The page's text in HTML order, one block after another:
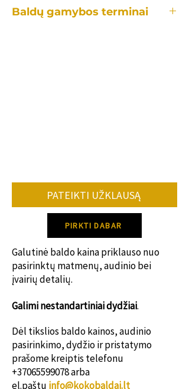
Baldų gamybos terminai
12 savaičių.
Dėl konkretaus gamybos termino
PATEIKTI UŽKLAUSĄ
PIRKTI DABAR
Galutinė baldo kaina priklauso nuo
pasirinktų matmenų, audinio bei
įvairių detalių.
Galimi nestandartiniai dydžiai.
Dėl tikslios baldo kainos, audinio
pasirinkimo, dydžio ir pristatymo
prašome kreiptis telefonu
+37065599078arba
el.paštu info@kokobaldai.lt